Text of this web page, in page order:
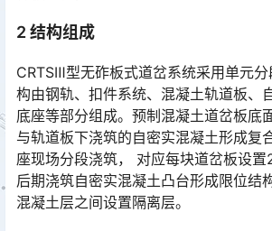
2 结构组成
CRTSⅢ型无砟板式道岔系统采用单元
构由钢轨、扣件系统、混凝土轨道板、
底座等部分组成。预制混凝土道岔板底
与轨道板下浇筑的自密实混凝土形成复
座现场分段浇筑， 对应每块道岔板设
后期浇筑自密实混凝土凸台形成限位结
混凝土层之间设置隔离层。󠅅󠅃󠄵󠅂󠄪󠇖󠆨󠆨󠇕󠆞󠆒󠅬󠇘󠆭󠆘󠇙󠆝󠅵󠇗󠆭󠆁󠄐󠇗󠅹󠅸󠇖󠆍󠅳󠇖󠅹󠅰󠇖󠆌󠅹